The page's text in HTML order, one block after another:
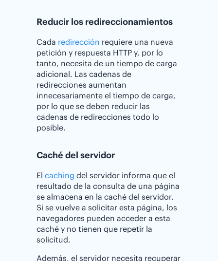
Reducir los redireccionamientos
Cada redirección requiere una nueva
petición y respuesta HTTP y, por lo
tanto, necesita de un tiempo de carga
adicional. Las cadenas de
redirecciones aumentan
innecesariamente el tiempo de carga,
por lo que se deben reducir las
cadenas de redirecciones todo lo
posible.
Caché del servidor
El caching del servidor informa que el
resultado de la consulta de una página
se almacena en la caché del servidor.
Si se vuelve a solicitar esta página, los
navegadores pueden acceder a esta
caché y no tienen que repetir la
solicitud.
Además, el servidor necesita recuperar